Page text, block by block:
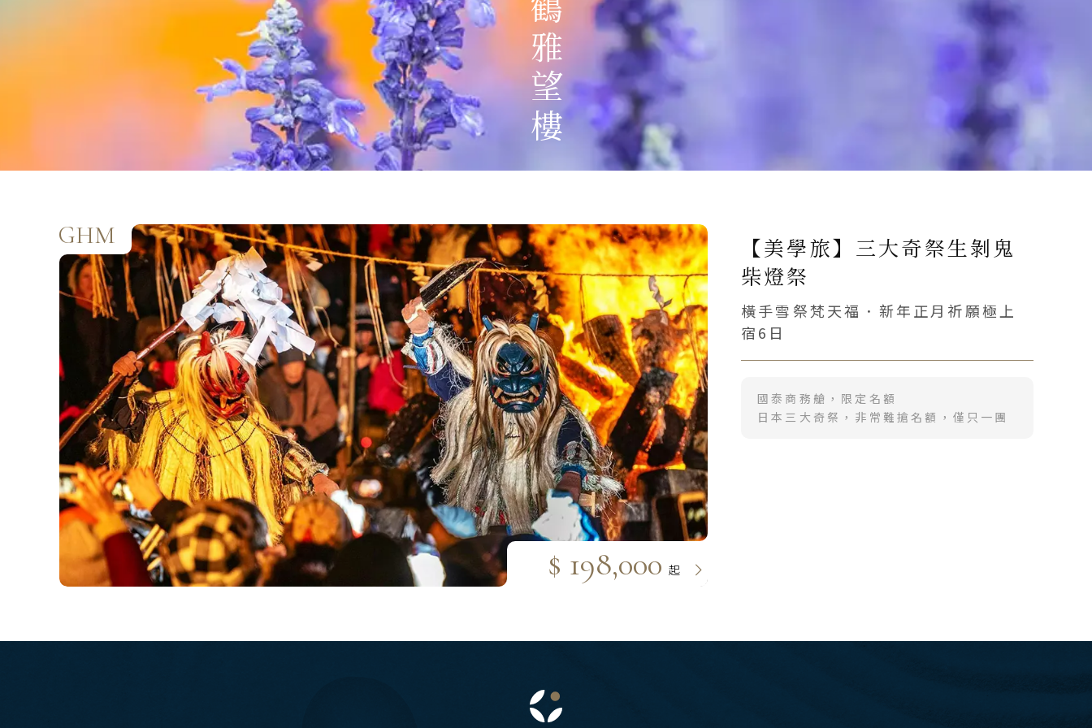
日本心旅行 日本美學旅 日本鐵道旅
主題旅遊賞 海島東南亞 中國雅學賞
GHM
【美學旅】三大奇祭生剝鬼
柴燈祭
橫手雪祭梵天福．新年正月祈願極上
宿6日
國泰商務艙，限定名額
日本三大奇祭，非常難搶名額，僅只一團
$ 198,000 起
Search
行程日期搜尋
出發區間
至
目的地
國家 / 地區
日本
北海道 札幌 函館
東北 仙台 青森
北陸 名古屋 小松
關東 東京 伊豆
主題旅遊
日本賞楓旅遊
點燈．白川鄉
慶典．祭典旅
春節．過年團
主題樂園旅遊
搜尋